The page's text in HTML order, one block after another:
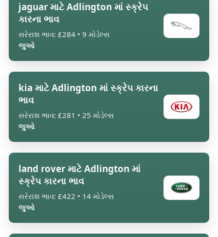
jaguar માટે Adlington માં સ્ક્રેપ
કારના ભાવ
સરેરાશ ભાવ: £284 • 9 મોડેલ્સ
જુઓ
kia માટે Adlington માં સ્ક્રેપ કારના
ભાવ
સરેરાશ ભાવ: £281 • 25 મોડેલ્સ
જુઓ
land rover માટે Adlington માં
સ્ક્રેપ કારના ભાવ
સરેરાશ ભાવ: £422 • 14 મોડેલ્સ
જુઓ